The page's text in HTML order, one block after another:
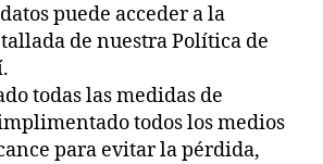
puede acceder a la
de nuestra Política de
todas las medidas de
todos los medios
para evitar la pérdida,